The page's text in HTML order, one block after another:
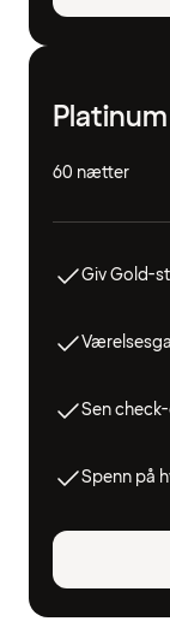
Platinum
60 nætter
Giv Gold-
Sen
Spenn på